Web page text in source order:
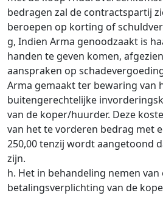
bedragen zal de contractspartij
beroepen op korting of
g, Indien Arma genoodzaakt is
handen te geven komen,
aanspraken op
Arma gemaakt ter bewaring van
buitengerechtelijke
van de koper/huurder. Deze
van het te vorderen bedrag met
250,00 tenzij wordt aangetoond
zijn.
h. Het in behandeling nemen
betalingsverplichting van de